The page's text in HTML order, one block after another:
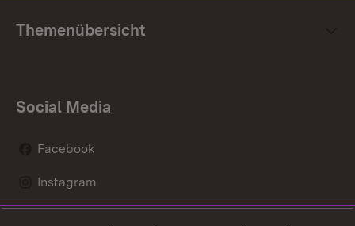
Themenübersicht
Social Media
Facebook
Instagram